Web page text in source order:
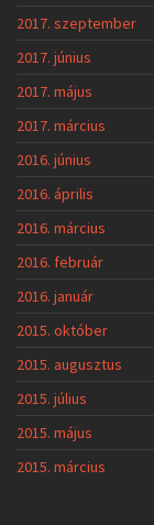
2017. szeptember
2017. június
2017. május
2017. március
2016. június
2016. április
2016. március
2016. február
2016. január
2015. október
2015. augusztus
2015. július
2015. május
2015. március